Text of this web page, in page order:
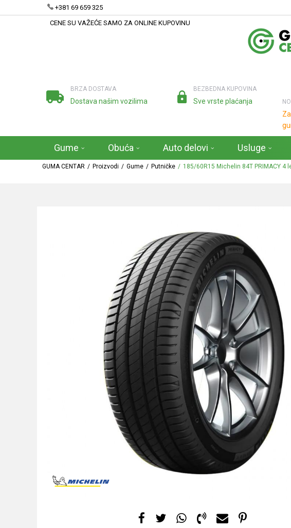
+381 69 659 325
CENE SU VAŽEĆE SAMO ZA ONLINE KUPOVINU
BRZA DOSTAVA
Dostava našim vozilima
BEZBEDNA KUPOVINA
Sve vrste plaćanja
Gume Obuća Auto delovi Usluge
GUMA CENTAR Proizvodi Gume Putničke 185/60R15 Michelin 84T PRIMACY 4